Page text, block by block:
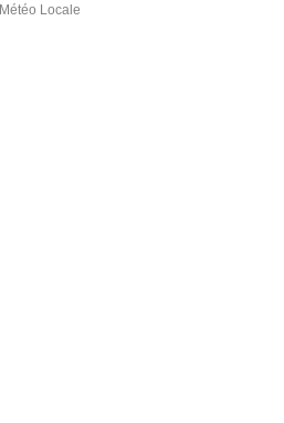
Météo Locale